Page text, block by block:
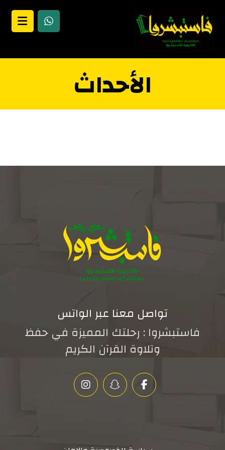
الأحداث
تواصل معنا عبر الواتس
فاستبشروا : رحلتك المميزة في حفظ
وتلاوة القرآن الكريم